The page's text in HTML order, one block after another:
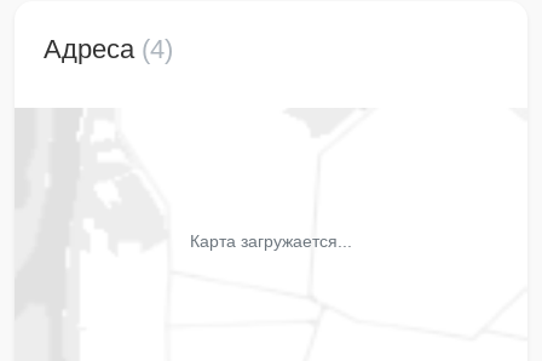
Адреса (4)
Карта загружается...